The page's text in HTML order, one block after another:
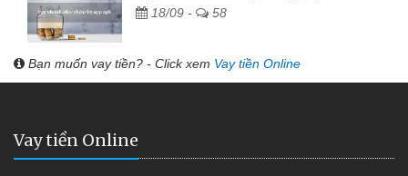
18/09 - 58
Bạn muốn vay tiền? - Click xem Vay tiền Online
Vay tiền Online